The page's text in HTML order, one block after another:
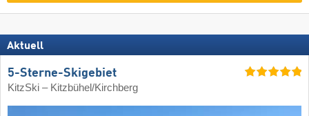
Aktuell
5-Sterne-Skigebiet
KitzSki – Kitzbühel/​Kirchberg